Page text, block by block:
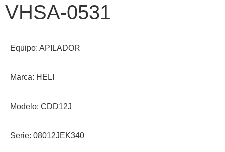
VHSA-0531
Equipo: APILADOR
Marca: HELI
Modelo: CDD12J
Serie: 08012JEK340